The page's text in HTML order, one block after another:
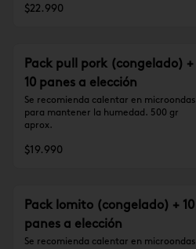
$22.990
Pack pull pork (congelado) +
10 panes a elección
Se recomienda calentar en microondas
para mantener la humedad. 500 gr
aprox.
$19.990
Pack lomito (congelado) + 10
panes a elección
Se recomienda calentar en microondas